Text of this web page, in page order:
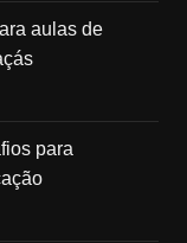
aulas de
para